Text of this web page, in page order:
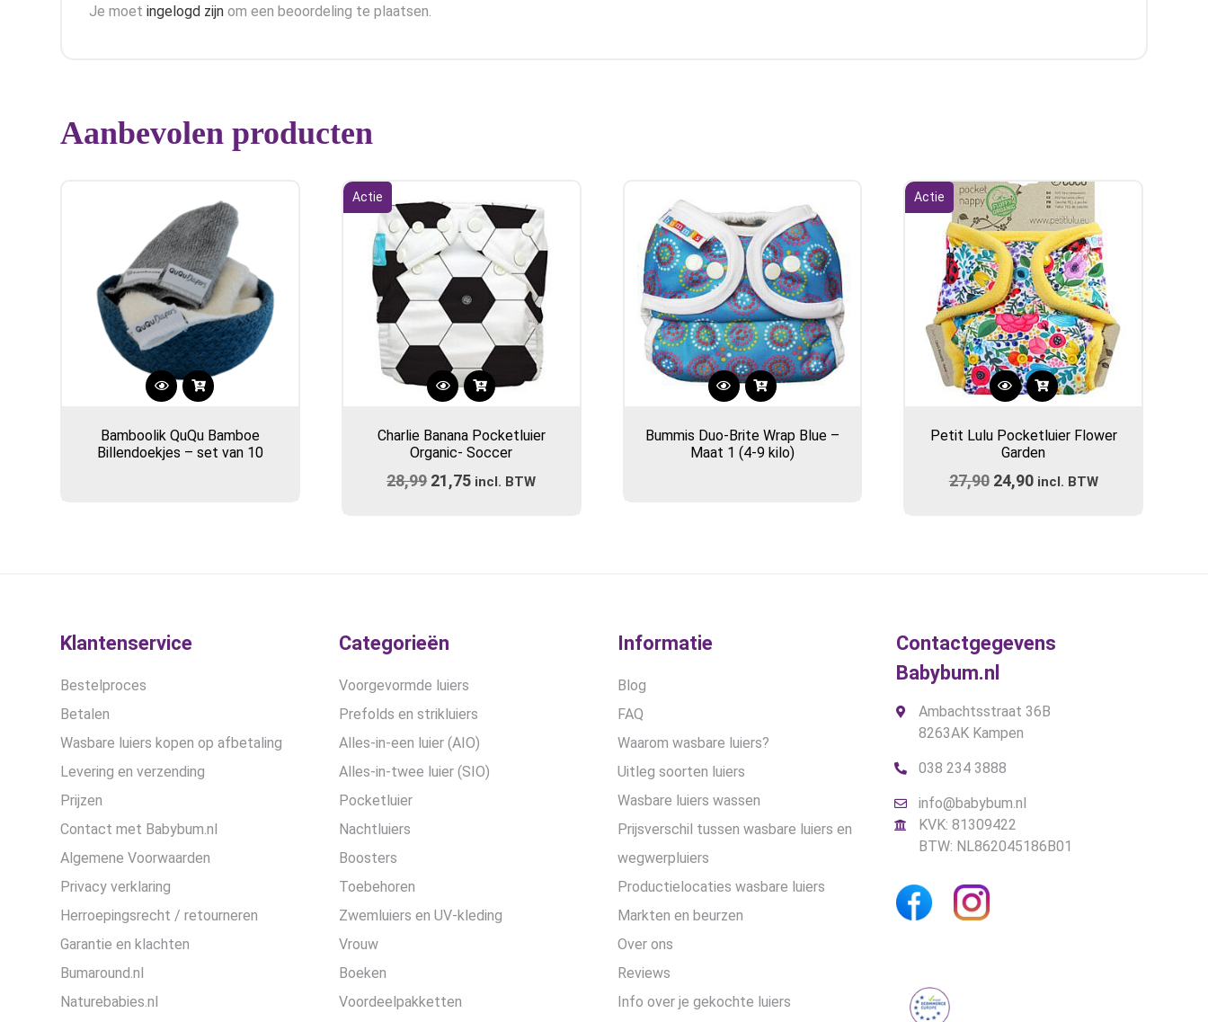
Je moet ingelogd zijn om een beoordeling te plaatsen.
Aanbevolen producten
Bamboolik QuQu Bamboe
Billendoekjes – set van 10
Actie
Charlie Banana Pocketluier
Organic- Soccer
28,99 Oorspronkelijke
21,75 Huidige
incl. BTW
Bummis Duo-Brite Wrap Blue –
Maat 1 (4-9 kilo)
Actie
Dit
heeft
meerdere
variaties.
productpagina
Petit Lulu Pocketluier Flower
Garden
27,90 Oorspronkelijke
24,90Huidige
incl. BTW
Klantenservice
Bestelproces
Betalen
Wasbare luiers kopen op afbetaling
Levering en verzending
Prijzen
Contact met Babybum.nl
Algemene Voorwaarden
Privacy verklaring
Herroepingsrecht / retourneren
Garantie en klachten
Bumaround.nl
Naturebabies.nl
Categorieën
Voorgevormde luiers
Prefolds en strikluiers
Alles-in-een luier (AIO)
Alles-in-twee luier (SIO)
Pocketluier
Nachtluiers
Boosters
Toebehoren
Zwemluiers en UV-kleding
Vrouw
Boeken
Voordeelpakketten
Informatie
Blog
FAQ
Waarom wasbare luiers?
Uitleg soorten luiers
Wasbare luiers wassen
Prijsverschil tussen wasbare luiers en
wegwerpluiers
Productielocaties wasbare luiers
Markten en beurzen
Over ons
Reviews
Info over je gekochte luiers
Contactgegevens
Babybum.nl
Ambachtsstraat 36B
8263AK Kampen
038 234 3888
info@babybum.nl
KVK: 81309422
BTW: NL862045186B01